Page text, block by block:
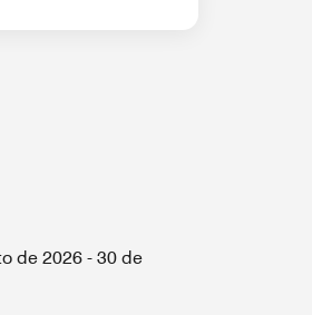
de 2026 - 30 de